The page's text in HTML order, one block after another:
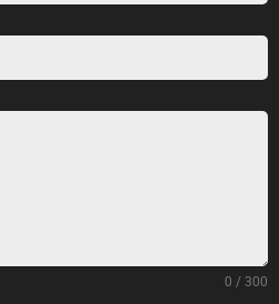
0 / 300